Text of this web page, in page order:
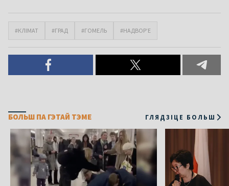
#КЛІМАТ #ГРАД #ГОМЕЛЬ #НАДВОР’Е
БОЛЬШ ПА ГЭТАЙ ТЭМЕ ГЛЯДЗІЦЕ БОЛЬШ